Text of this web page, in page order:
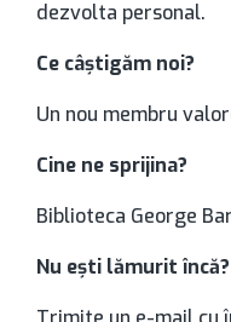
dezvolta personal.
Ce câştigăm noi?
Un nou membru
Cine ne sprijina?
Biblioteca George
Nu eşti lămurit încă?